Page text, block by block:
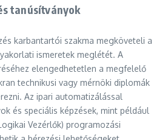
tanúsítványok
karbantartói szakma megköveteli a
ismeretek meglétét. A
elengedhetetlen a megfelelő
technikusi vagy mérnöki diplomák
Az ipari automatizálással
és speciális képzések, mint például
Vezérlők) programozási